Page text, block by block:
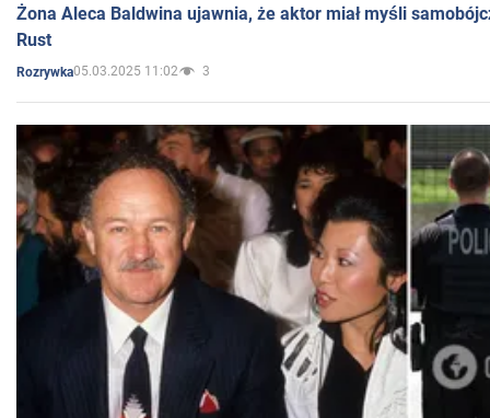
Żona Aleca Baldwina ujawnia, że aktor miał myśli
Rust
Rozrywka05.03.2025 11:02 3